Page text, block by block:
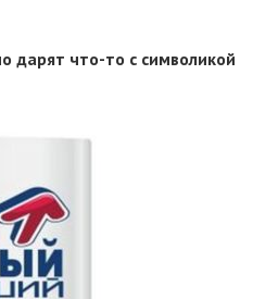
дарят что-то с символикой